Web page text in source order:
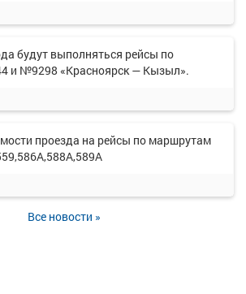
будут выполняться рейсы по
и №9298 «Красноярск — Кызыл».
проезда на рейсы по маршрутам
Все новости »